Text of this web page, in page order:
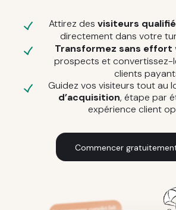
Attirez des visiteurs
directement dans votre
Transformez sans effort
prospects et convertissez-
clients
Guidez vos visiteurs tout au
d’acquisition, étape par
expérience client
Commencer